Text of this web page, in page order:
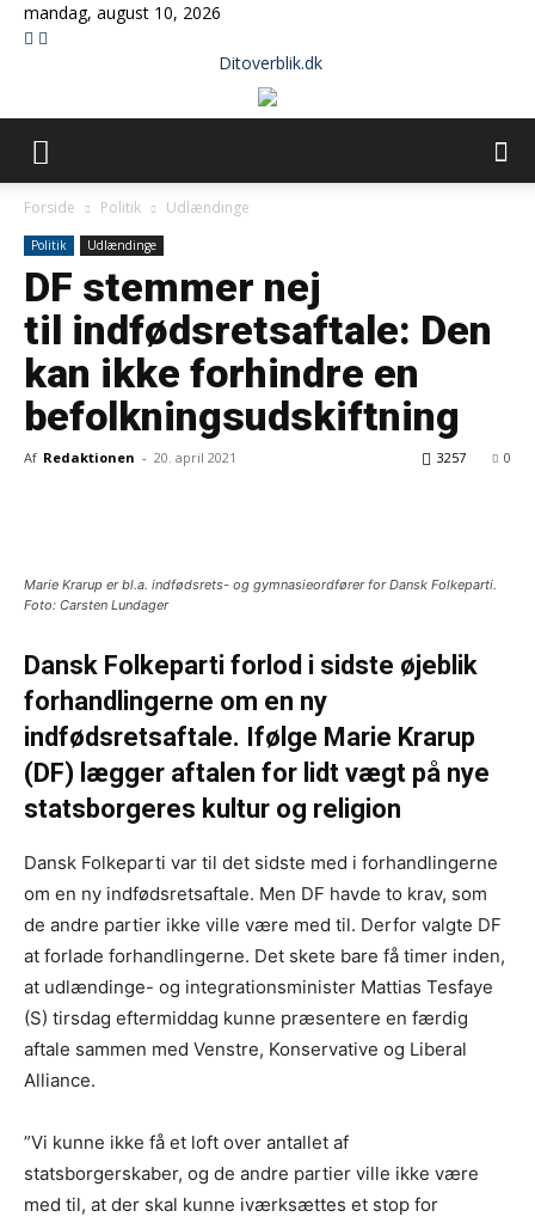
mandag, august 10, 2026
Ditoverblik.dk
Forside Politik Udlændinge
Politik Udlændinge
DF stemmer nej
til indfødsretsaftale: Den
kan ikke forhindre en
befolkningsudskiftning
Af Redaktionen - 20. april 2021 0
3257
Marie Krarup er bl.a. indfødsrets- og gymnasieordfører for Dansk Folkeparti.
Foto: Carsten Lundager
Dansk Folkeparti forlod i sidste øjeblik
forhandlingerne om en ny
indfødsretsaftale. Ifølge Marie Krarup
(DF) lægger aftalen for lidt vægt på nye
statsborgeres kultur og religion
Dansk Folkeparti var til det sidste med i forhandlingerne
om en ny indfødsretsaftale. Men DF havde to krav, som
de andre partier ikke ville være med til. Derfor valgte DF
at forlade forhandlingerne. Det skete bare få timer inden,
at udlændinge- og integrationsminister Mattias Tesfaye
(S) tirsdag eftermiddag kunne præsentere en færdig
aftale sammen med Venstre, Konservative og Liberal
Alliance.
”Vi kunne ikke få et loft over antallet af
statsborgerskaber, og de andre partier ville ikke være
med til, at der skal kunne iværksættes et stop for